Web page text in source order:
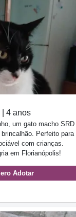
| 4 anos
um gato macho SRD
Perfeito para
com crianças.
em Florianópolis!
Adotar